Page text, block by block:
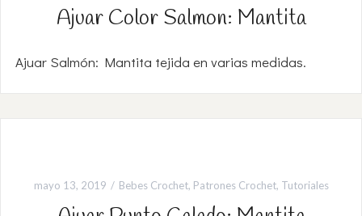
Ajuar Color Salmon: Mantita
Ajuar Salmón: Mantita tejida en varias medidas.
mayo 13, 2019 Bebes Crochet, Patrones Crochet, Tutoriales